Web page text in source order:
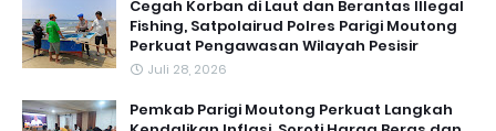
Cegah Korban di Laut dan Berantas Illegal
Fishing, Satpolairud Polres Parigi Moutong
Perkuat Pengawasan Wilayah Pesisir
Juli 28, 2026
Pemkab Parigi Moutong Perkuat Langkah